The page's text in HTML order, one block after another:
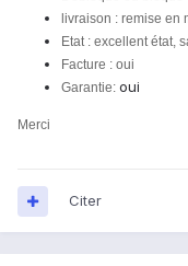
livraison : remise en
Etat : excellent état,
Facture : oui
Garantie: oui
Merci
Citer